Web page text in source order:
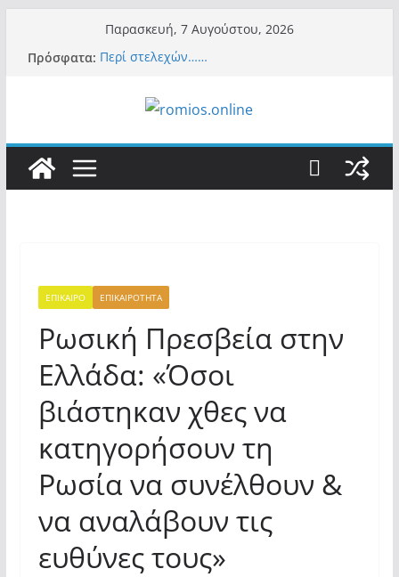
περιεχόμενο
Παρασκευή, 7 Αυγούστου, 2026
Πρόσφατα: Περί στελεχών……
είναι το Κίνημα της Μ.Καρυστιανού και όχι
το διεφθαρμένο σύστημα εξουσίας»
Κασιδιάρη – Οι ένοικοι του Μαξίμου σε
πανικό, πατριωτικό τσουνάμι σαρώνει την
«Έλληνες» η κυβέρνηση! (φωτο)
ΕΠΙΚΑΙΡΟ ΕΠΙΚΑΙΡΟΤΗΤΑ
Ρωσική Πρεσβεία στην
Ελλάδα: «Όσοι
βιάστηκαν χθες να
κατηγορήσουν τη
Ρωσία να συνέλθουν &
να αναλάβουν τις
ευθύνες τους»